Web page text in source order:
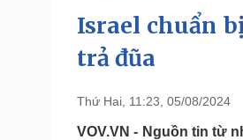
Nhận diện sự thật
Pháp luật
Israel chuẩn
trả đũa
Thứ Hai, 11:23, 05/08/2024
VOV.VN - Nguồn tin từ